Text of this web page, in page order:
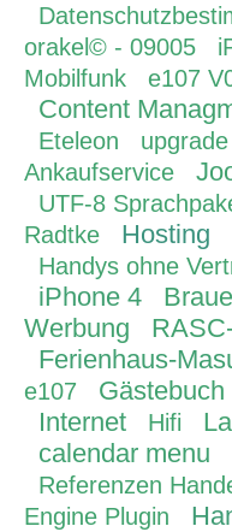
orakel© - 09005
Mobilfunk
e107
Content
Eteleon
Ankaufservice
UTF-8
Radtke
Hosting
Handys ohne
iPhone 4
Werbung
Ferienhaus-
e107
Gästebuch
Internet Hifi
calendar menu
Referenzen
Engine Plugin